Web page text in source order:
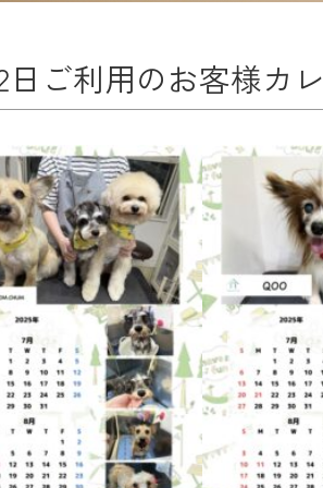
日ご利用のお客様カ